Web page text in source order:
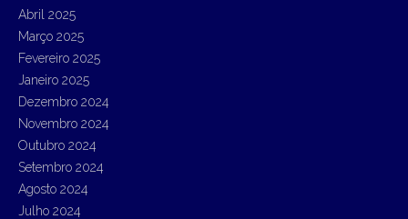
Abril 2025
Março 2025
Fevereiro 2025
Janeiro 2025
Dezembro 2024
Novembro 2024
Outubro 2024
Setembro 2024
Agosto 2024
Julho 2024